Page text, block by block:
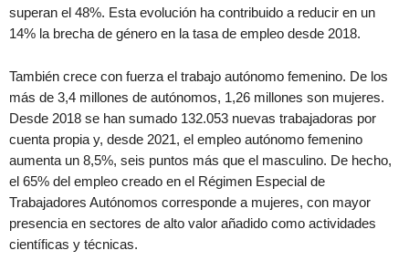
superan el 48%. Esta evolución ha contribuido a reducir en un
14% la brecha de género en la tasa de empleo desde 2018.
También crece con fuerza el trabajo autónomo femenino. De los
más de 3,4 millones de autónomos, 1,26 millones son mujeres.
Desde 2018 se han sumado 132.053 nuevas trabajadoras por
cuenta propia y, desde 2021, el empleo autónomo femenino
aumenta un 8,5%, seis puntos más que el masculino. De hecho,
el 65% del empleo creado en el Régimen Especial de
Trabajadores Autónomos corresponde a mujeres, con mayor
presencia en sectores de alto valor añadido como actividades
científicas y técnicas.